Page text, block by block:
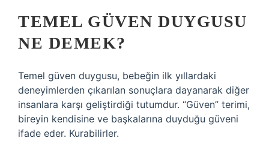
TEMEL GÜVEN DUYGUSU
NE DEMEK?
Temel güven duygusu, bebeğin ilk yıllardaki
deneyimlerden çıkarılan sonuçlara dayanarak diğer
insanlara karşı geliştirdiği tutumdur. “Güven” terimi,
bireyin kendisine ve başkalarına duyduğu güveni
ifade eder. Kurabilirler.